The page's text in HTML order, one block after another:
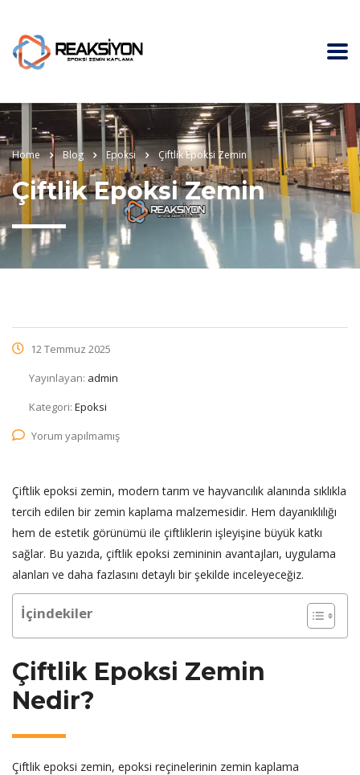
Home Blog Epoksi Çiftlik Epoksi Zemin
Çiftlik Epoksi Zemin
12 Temmuz 2025
Yayınlayan: admin
Kategori: Epoksi
Yorum yapılmamış
Çiftlik epoksi zemin, modern tarım ve hayvancılık alanında sıklıkla
tercih edilen bir zemin kaplama malzemesidir. Hem dayanıklılığı
hem de estetik görünümü ile çiftliklerin işleyişine büyük katkı
sağlar. Bu yazıda, çiftlik epoksi zemininin avantajları, uygulama
alanları ve daha fazlasını detaylı bir şekilde inceleyeceğiz.
İçindekiler
Çiftlik Epoksi Zemin
Nedir?
Çiftlik epoksi zemin, epoksi reçinelerinin zemin kaplama